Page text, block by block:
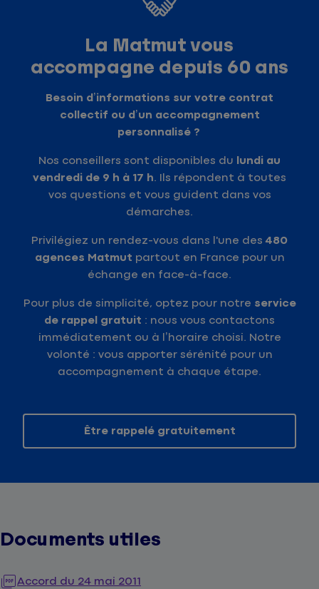
La Matmut vous
accompagne depuis 60 ans
Besoin d’informations sur votre contrat
collectif ou d’un accompagnement
personnalisé ?
Nos conseillers sont disponibles du lundi au
vendredi de 9 h à 17 h. Ils répondent à toutes
vos questions et vous guident dans vos
démarches.
Privilégiez un rendez-vous dans l'une des480
agences Matmut partout en France pour un
échange en face-à-face.
Pour plus de simplicité, optez pour notre service
de rappel gratuit : nous vous contactons
immédiatement ou à l’horaire choisi. Notre
volonté : vous apporter sérénité pour un
accompagnement à chaque étape.
Être rappelé gratuitement
Documents utiles
Accord du 24 mai 2011